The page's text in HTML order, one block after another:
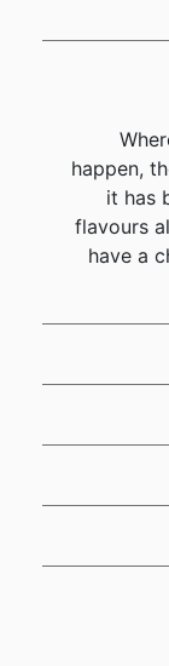
happen,
it has
flavours
have a